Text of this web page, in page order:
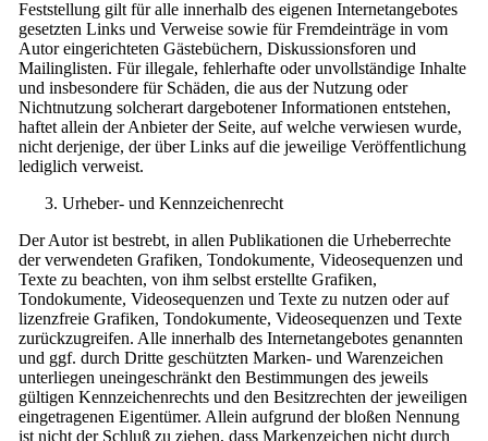
Feststellung gilt für alle innerhalb des eigenen Internetangebotes
gesetzten Links und Verweise sowie für Fremdeinträge in vom
Autor eingerichteten Gästebüchern, Diskussionsforen und
Mailinglisten. Für illegale, fehlerhafte oder unvollständige Inhalte
und insbesondere für Schäden, die aus der Nutzung oder
Nichtnutzung solcherart dargebotener Informationen entstehen,
haftet allein der Anbieter der Seite, auf welche verwiesen wurde,
nicht derjenige, der über Links auf die jeweilige Veröffentlichung
lediglich verweist.
Urheber- und Kennzeichenrecht
Der Autor ist bestrebt, in allen Publikationen die Urheberrechte
der verwendeten Grafiken, Tondokumente, Videosequenzen und
Texte zu beachten, von ihm selbst erstellte Grafiken,
Tondokumente, Videosequenzen und Texte zu nutzen oder auf
lizenzfreie Grafiken, Tondokumente, Videosequenzen und Texte
zurückzugreifen. Alle innerhalb des Internetangebotes genannten
und ggf. durch Dritte geschützten Marken- und Warenzeichen
unterliegen uneingeschränkt den Bestimmungen des jeweils
gültigen Kennzeichenrechts und den Besitzrechten der jeweiligen
eingetragenen Eigentümer. Allein aufgrund der bloßen Nennung
ist nicht der Schluß zu ziehen, dass Markenzeichen nicht durch